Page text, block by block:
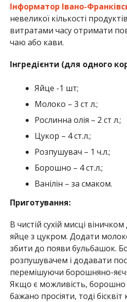
Інформатор Івано-
невеликої кількості
витратами часу отримати
чаю або кави.
Інгредієнти (для одного
Яйце -1 шт;
Молоко – 3 ст л.;
Рослинна олія – 2 ст л.;
Цукор – 4 ст.л.;
Розпушувач – 1 ч.л.;
Борошно – 4 ст.л.;
Ванілін – за смаком.
Приготування:
В чистій сухій мисці
яйце з цукром. Додати
збити до появи бульбашок.
розпушувачем і додавати
перемішуючи борошняно-
Якщо є можливість,
бажано просіяти, тоді